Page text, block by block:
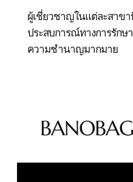
ผู้เชี่ยวชาญในแต่ละสาข
ประสบการณ์ทางการรักษา
ความชำนาญมากมาย